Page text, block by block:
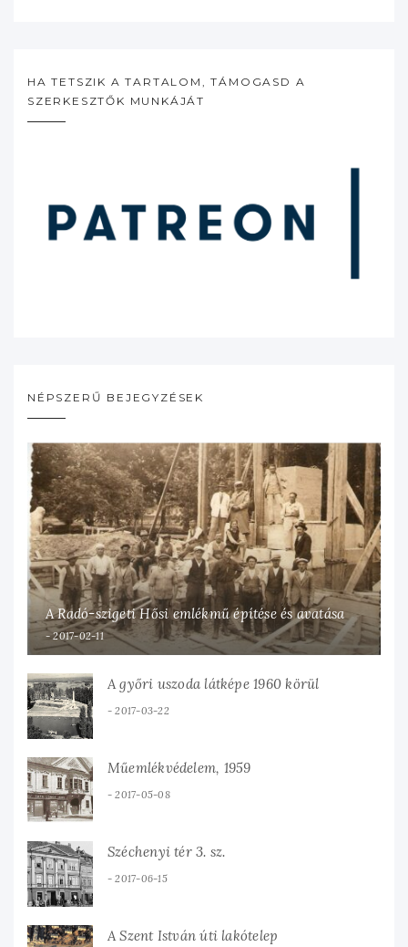
HA TETSZIK A TARTALOM, TÁMOGASD A
SZERKESZTŐK MUNKÁJÁT
NÉPSZERŰ BEJEGYZÉSEK
A Radó-szigeti Hősi emlékmű építése és avatása
2017-02-11
A győri uszoda látképe 1960 körül
2017-03-22
Műemlékvédelem, 1959
2017-05-08
Széchenyi tér 3. sz.
2017-06-15
A Szent István úti lakótelep